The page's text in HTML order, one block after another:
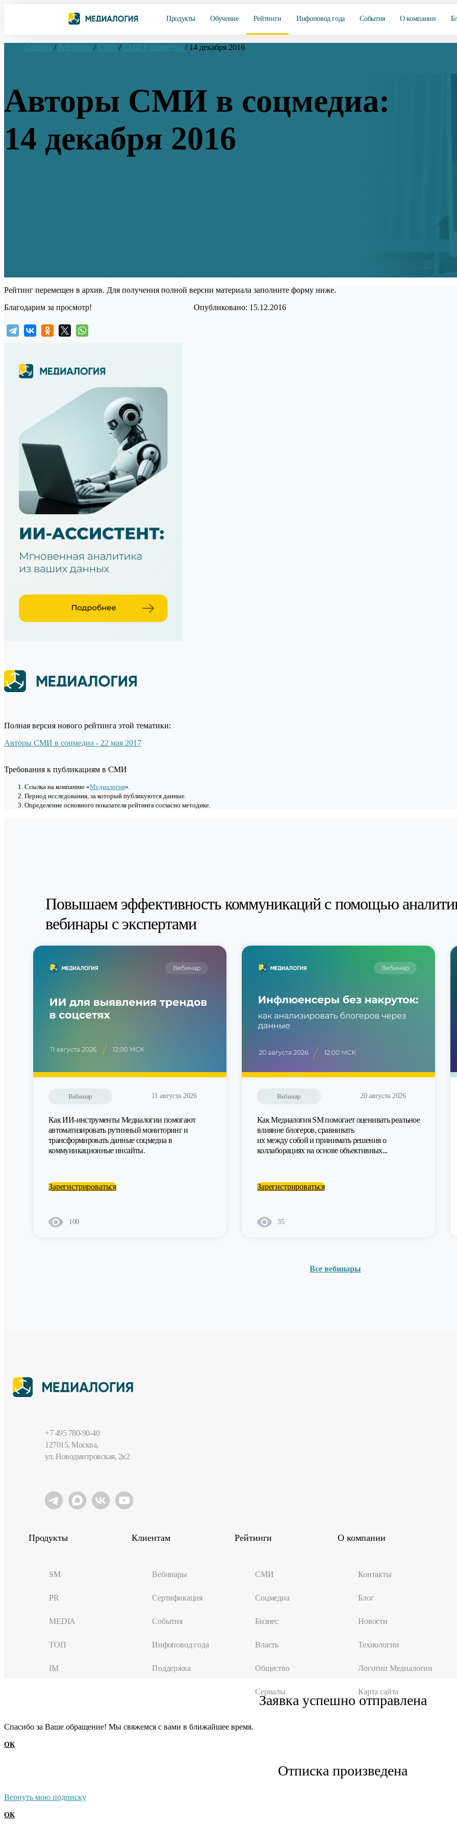
Продукты Обучение Рейтинги Инфоповод года События О компании
Главная / Рейтинги / СМИ / СМИ в соцмедиа / 14 декабря 2016
Авторы СМИ в соцмедиа:
14 декабря 2016
Рейтинг перемещен в архив. Для получения полной версии материала заполните форму ниже.
Благодарим за просмотр!
Опубликовано: 15.12.2016
Полная версия нового рейтинга этой тематики:
Авторы СМИ в соцмедиа - 22 мая 2017
Требования к публикациям в СМИ
Cсылка на компанию «Медиалогия».
Период исследования, за который публикуются данные.
Определение основного показателя рейтинга согласно методике.
Повышаем эффективность коммуникаций с помощью
вебинары с экспертами
Вебинар 11 августа 2026
Как ИИ-инструменты Медиалогии помогают
автоматизировать рутинный мониторинг и
трансформировать данные соцмедиа в
коммуникационные инсайты.
Зарегистрироваться
100
Вебинар 20 августа 2026
Как Медиалогия SM помогает оценивать реальное
влияние блогеров, сравнивать
их между собой и принимать решения о
коллаборациях на основе объективных...
Зарегистрироваться
35
Все вебинары
+7 495 780-90-40
127015, Москва,
ул. Новодмитровская, 2к2
Продукты
SM
PR
MEDIA
ТОП
IM
Клиентам
Вебинары
Сертификация
События
Инфоповод года
Поддержка
Рейтинги
СМИ
Соцмедиа
Бизнес
Власть
Общество
Сериалы
О компании
Контакты
Блог
Новости
Технологии
Логотип Медиалогии
Карта сайта
Заявка успешно отправлена
Cпасибо за Ваше обращение! Мы свяжемся с вами в ближайшее время.
ОК
Отписка произведена
Вернуть мою подписку
ОК